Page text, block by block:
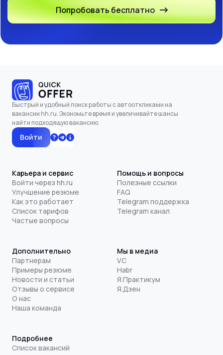
Попробовать бесплатно
Быстрый и удобный поиск работы с автооткликами на
вакансии hh.ru. Экономьте время и увеличивайте шансы
найти подходящую вакансию.
Войти
Карьера и сервис
Войти через hh.ru
Улучшение резюме
Как это работает
Список тарифов
Частые вопросы
Помощь и вопросы
Полезные ссылки
FAQ
Telegram поддержка
Telegram канал
Дополнительно
Партнерам
Примеры резюме
Новости и статьи
Отзывы о сервисе
О нас
Наша команда
Мы в медиа
VC
Habr
Я.Практикум
Я.Дзен
Подробнее
Список вакансий